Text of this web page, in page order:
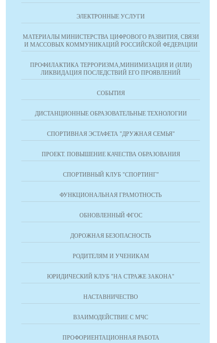
ЭЛЕКТРОННЫЕ УСЛУГИ
МАТЕРИАЛЫ МИНИСТЕРСТВА ЦИФРОВОГО РАЗВИТИЯ, СВЯЗИ
И МАССОВЫХ КОММУНИКАЦИЙ РОССИЙСКОЙ ФЕДЕРАЦИИ
ПРОФИЛАКТИКА ТЕРРОРИЗМА,МИНИМИЗАЦИЯ И (ИЛИ)
ЛИКВИДАЦИЯ ПОСЛЕДСТВИЙ ЕГО ПРОЯВЛЕНИЙ
СОБЫТИЯ
ДИСТАНЦИОННЫЕ ОБРАЗОВАТЕЛЬНЫЕ ТЕХНОЛОГИИ
СПОРТИВНАЯ ЭСТАФЕТА "ДРУЖНАЯ СЕМЬЯ"
ПРОЕКТ. ПОВЫШЕНИЕ КАЧЕСТВА ОБРАЗОВАНИЯ
СПОРТИВНЫЙ КЛУБ "СПОРТИНГ"
ФУНКЦИОНАЛЬНАЯ ГРАМОТНОСТЬ
ОБНОВЛЕННЫЙ ФГОС
ДОРОЖНАЯ БЕЗОПАСНОСТЬ
РОДИТЕЛЯМ И УЧЕНИКАМ
ЮРИДИЧЕСКИЙ КЛУБ "НА СТРАЖЕ ЗАКОНА"
НАСТАВНИЧЕСТВО
ВЗАИМОДЕЙСТВИЕ С МЧС
ПРОФОРИЕНТАЦИОННАЯ РАБОТА